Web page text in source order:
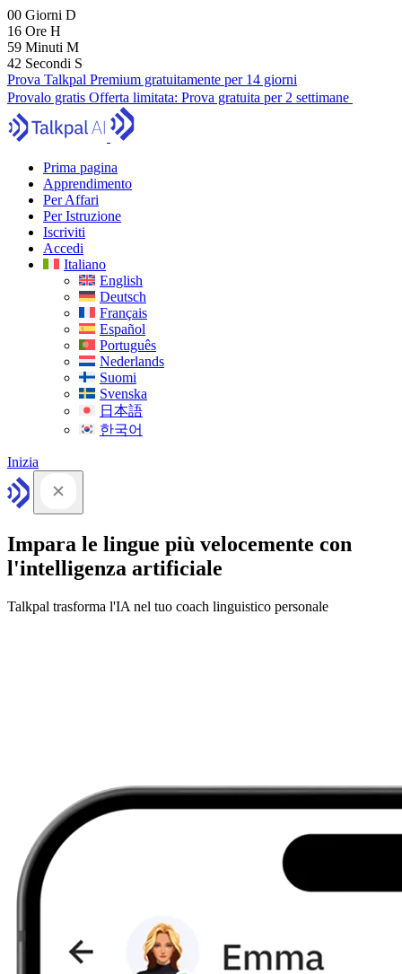
00 Giorni D
16 Ore H
59 Minuti M
40 Secondi S
Prova Talkpal Premium gratuitamente per 14 giorni
Provalo gratis Offerta limitata: Prova gratuita per 2 settimane
Prima pagina
Apprendimento
Per Affari
Per Istruzione
Iscriviti
Accedi
Italiano
English
Deutsch
Français
Español
Português
Nederlands
Suomi
Svenska
日本語
한국어
Inizia
Impara le lingue più velocemente con
l'intelligenza artificiale
Talkpal trasforma l'IA nel tuo coach linguistico personale